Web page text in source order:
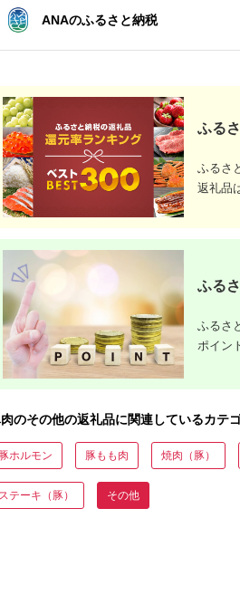
ふるさとチョイ
城市
3種の煮込み
グ 12個セッ
グラスソース
和風おろしソ
て・大人の照
ス仕立
28-001-
豚 じっくり 3
ース ふっくら
ンバーグ 小
ト！ ハンバ
4.7
11,000
出典：ふるさとチョイ
北海道 白老町
北海道産 白老豚 ハン
バーグ 120ｇ×20個セ
ット
4.6
寄付金額:13,000円
宮崎
ンチ
豚肉
ひき
音池ポ
人気！焼酎
ANAのふるさと納税
ふる
ふるさ
返礼品
ふる
ふるさ
ポイン
のその他の返礼品に関連しているカテ
豚ホルモン 豚もも肉 焼肉（豚）
ステーキ（豚） その他